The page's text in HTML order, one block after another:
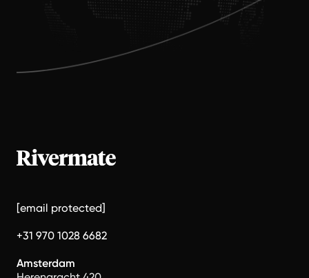
[email protected]
+31 970 1028 6682
Amsterdam